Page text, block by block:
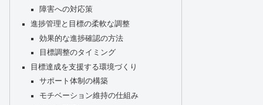
障害への対応策
進捗管理と目標の柔軟な調整
効果的な進捗確認の方法
目標調整のタイミング
目標達成を支援する環境づくり
サポート体制の構築
モチベーション維持の仕組み